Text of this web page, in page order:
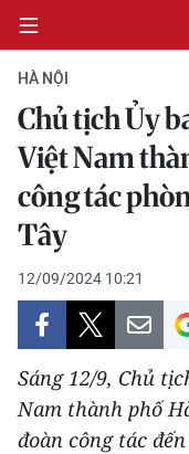
CHÍNH TRỊ
KINH TẾ
VĂN HÓA
XÃ HỘI
DU LỊCH
HÀ NỘI
Chủ tịch Ủy
Việt Nam
công tác
Tây
12/09/2024 10:21
Sáng 12/9, Chủ
Nam thành phố
đoàn công tác